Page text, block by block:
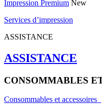
Impression Premium New
Services d’impression
ASSISTANCE
ASSISTANCE
CONSOMMABLES
Consommables et accessoires